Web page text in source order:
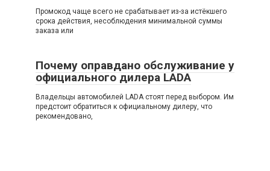
Промокод чаще всего не срабатывает из-за истёкшего
срока действия, несоблюдения минимальной суммы
заказа или
Почему оправдано обслуживание у
официального дилера LADA
Владельцы автомобилей LADA стоят перед выбором. Им
предстоит обратиться к официальному дилеру, что
рекомендовано,